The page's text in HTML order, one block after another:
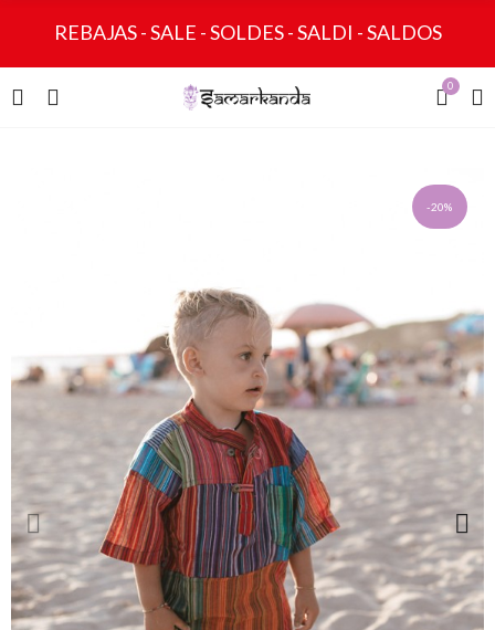
REBAJAS - SALE - SOLDES - SALDI - SALDOS
0
-20%